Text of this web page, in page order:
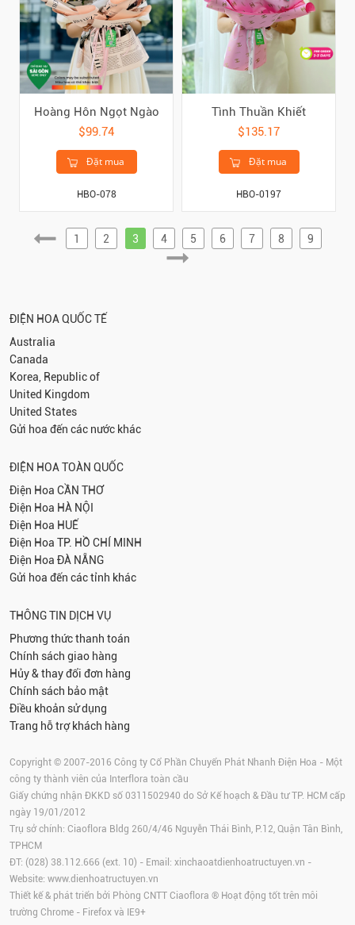
Hoàng Hôn Ngọt Ngào
$99.74
Đặt mua
HBO-078
Tình Thuần Khiết
$135.17
Đặt mua
HBO-0197
1 2 3 4 5 6 7 8 9
ĐIỆN HOA QUỐC TẾ
Australia
Canada
Korea, Republic of
United Kingdom
United States
Gửi hoa đến các nước khác
ĐIỆN HOA TOÀN QUỐC
Điện Hoa CẦN THƠ
Điện Hoa HÀ NỘI
Điện Hoa HUẾ
Điện Hoa TP. HỒ CHÍ MINH
Điện Hoa ĐÀ NẴNG
Gửi hoa đến các tỉnh khác
THÔNG TIN DỊCH VỤ
Phương thức thanh toán
Chính sách giao hàng
Hủy & thay đổi đơn hàng
Chính sách bảo mật
Điều khoản sử dụng
Trang hỗ trợ khách hàng
Copyright © 2007-2016 Công ty Cổ Phần Chuyển Phát Nhanh Điện Hoa - Một
công ty thành viên của Interflora toàn cầu
Giấy chứng nhận ĐKKD số 0311502940 do Sở Kế hoạch & Đầu tư TP. HCM cấp
ngày 19/01/2012
Trụ sở chính: Ciaoflora Bldg 260/4/46 Nguyễn Thái Bình, P.12, Quận Tân Bình,
TPHCM
ĐT: (028) 38.112.666 (ext. 10) - Email: xinchaoatdienhoatructuyen.vn -
Website: www.dienhoatructuyen.vn
Thiết kế & phát triển bởi Phòng CNTT Ciaoflora ® Hoạt động tốt trên môi
trường Chrome - Firefox và IE9+